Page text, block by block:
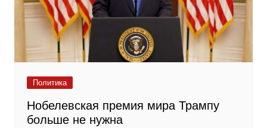
Политика
Нобелевская премия мира Трампу
больше не нужна